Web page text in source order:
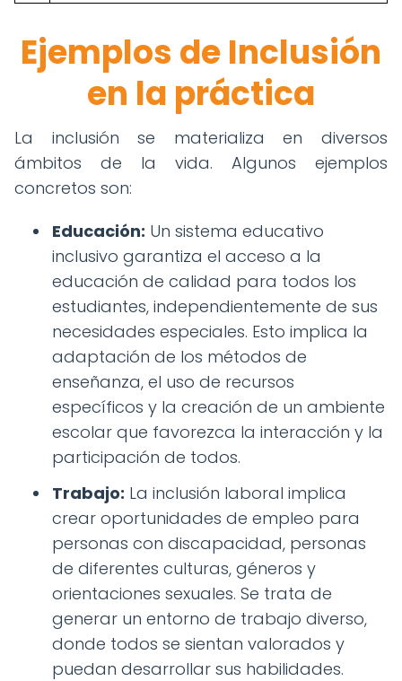
Ejemplos de Inclusión
en la práctica
La inclusión se materializa en diversos
ámbitos de la vida. Algunos ejemplos
concretos son:
Educación: Un sistema educativo
inclusivo garantiza el acceso a la
educación de calidad para todos los
estudiantes, independientemente de sus
necesidades especiales. Esto implica la
adaptación de los métodos de
enseñanza, el uso de recursos
específicos y la creación de un ambiente
escolar que favorezca la interacción y la
participación de todos.
Trabajo: La inclusión laboral implica
crear oportunidades de empleo para
personas con discapacidad, personas
de diferentes culturas, géneros y
orientaciones sexuales. Se trata de
generar un entorno de trabajo diverso,
donde todos se sientan valorados y
puedan desarrollar sus habilidades.